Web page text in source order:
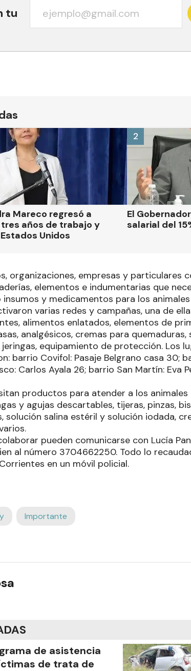
tu
Mareco regresó a
años de trabajo y
Unidos
El
salarial del
2
organizaciones, empresas y particulares
elementos e indumentarias que
y medicamentos para los
varias redes y campañas, una de
alimentos enlatados, elementos de
analgésicos, cremas para
equipamiento de protección. Los
barrio Covifol: Pasaje Belgrano casa 30;
Carlos Ayala 26; barrio San Martín: Eva
productos para atender a los
y agujas descartables, tijeras, pinzas,
solución salina estéril y solución iodada,
pueden comunicarse con Lucía
al número 3704662250. Todo lo
en un móvil policial.
Importante
de asistencia
de trata de